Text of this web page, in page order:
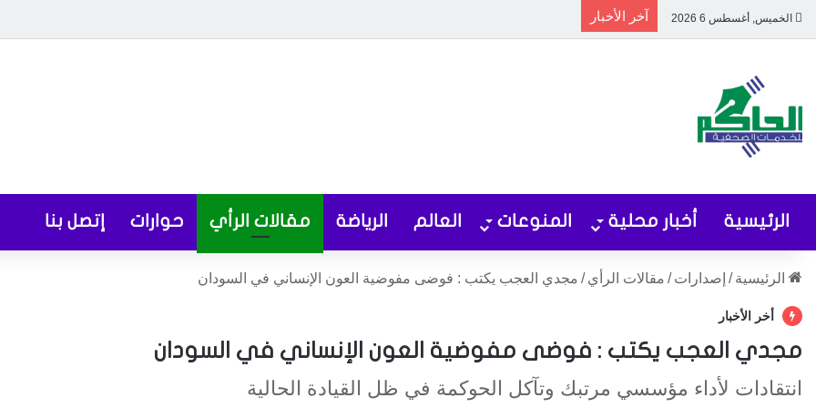
الخميس, أغسطس 6 2026 آخر الأخبار
الرئيسية أخبار محلية المنوعات العالم الرياضة مقالات الرأي حوارات إتصل بنا
الرئيسية / إصدارات / مقالات الرأي / مجدي العجب يكتب : فوضى مفوضية العون الإنساني في السودان
أخر الأخبار
مجدي العجب يكتب : فوضى مفوضية العون الإنساني في السودان
انتقادات لأداء مؤسسي مرتبك وتآكل الحوكمة في ظل القيادة الحالية